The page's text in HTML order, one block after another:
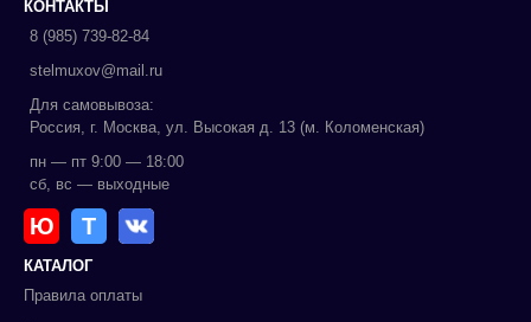
КОНТАКТЫ
8 (985) 739-82-84
stelmuxov@mail.ru
Для самовывоза:
Россия, г. Москва, ул. Высокая д. 13 (м. Коломенская)
пн — пт 9:00 — 18:00
сб, вс — выходные
Ю Т
КАТАЛОГ
Правила оплаты